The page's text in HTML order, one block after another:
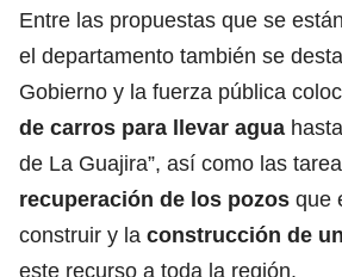
Entre las propuestas que se
el departamento también se
Gobierno y la fuerza pública
de carros para llevar agua
de La Guajira”, así como las
recuperación de los pozos que
construir y la construcción de
este recurso a toda la región.